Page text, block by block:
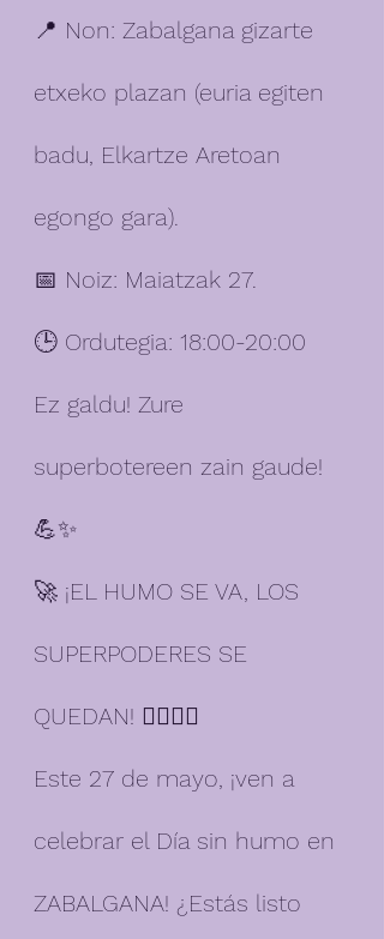
📍 Non: Zabalgana gizarte
etxeko plazan (euria egiten
badu, Elkartze Aretoan
egongo gara).
📅 Noiz: Maiatzak 27.
🕒 Ordutegia: 18:00-20:00
Ez galdu! Zure
superbotereen zain gaude!
💪✨
🚀 ¡EL HUMO SE VA, LOS
SUPERPODERES SE
QUEDAN! 🦸‍♂️🦸‍♀️
Este 27 de mayo, ¡ven a
celebrar el Día sin humo en
ZABALGANA! ¿Estás listo